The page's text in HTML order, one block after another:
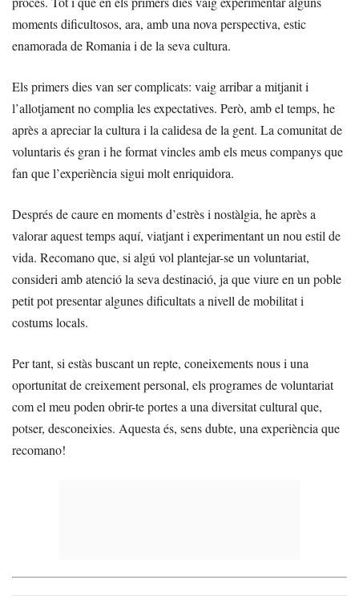
moments dificultosos, ara, amb una nova perspectiva, estic
enamorada de Romania i de la seva cultura.
Els primers dies van ser complicats: vaig arribar a mitjanit i
l’allotjament no complia les expectatives. Però, amb el temps, he
après a apreciar la cultura i la calidesa de la gent. La comunitat de
voluntaris és gran i he format vincles amb els meus companys que
fan que l’experiència sigui molt enriquidora.
Després de caure en moments d’estrès i nostàlgia, he après a
valorar aquest temps aquí, viatjant i experimentant un nou estil de
vida. Recomano que, si algú vol plantejar-se un voluntariat,
consideri amb atenció la seva destinació, ja que viure en un poble
petit pot presentar algunes dificultats a nivell de mobilitat i
costums locals.
Per tant, si estàs buscant un repte, coneixements nous i una
oportunitat de creixement personal, els programes de voluntariat
com el meu poden obrir-te portes a una diversitat cultural que,
potser, desconeixies. Aquesta és, sens dubte, una experiència que
recomano!